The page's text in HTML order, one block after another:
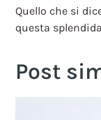
Quello che si
questa
Post